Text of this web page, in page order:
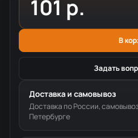
101 р.
В
Задать
Доставка и самовывоз
Доставка по России,
Петербурге